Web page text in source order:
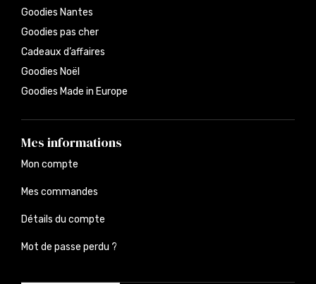
Goodies Nantes
Goodies pas cher
Cadeaux d’affaires
Goodies Noël
Goodies Made in Europe
Mes informations
Mon compte
Mes commandes
Détails du compte
Mot de passe perdu ?